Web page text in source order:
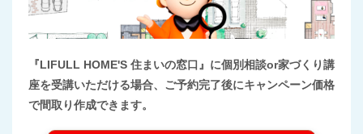
『LIFULL HOME'S 住まいの窓口』に個別相談or家づくり講
座を受講いただける場合、ご予約完了後にキャンペーン価格
で間取り作成できます。